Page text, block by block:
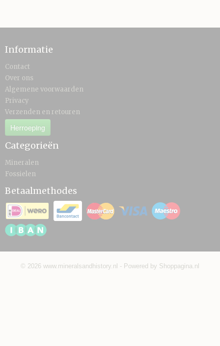
Informatie
Contact
Over ons
Algemene voorwaarden
Privacy
Verzenden en retouren
Herroeping
Categorieën
Mineralen
Fossielen
Betaalmethodes
© 2026 www.mineralsandhistory.nl - Powered by Shoppagina.nl